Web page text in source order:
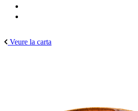
Veure la carta